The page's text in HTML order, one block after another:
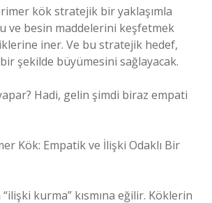
kök stratejik bir yaklaşımla
ve besin maddelerini keşfetmek
iner. Ve bu stratejik hedef,
şekilde büyümesini sağlayacak.
Hadi, gelin şimdi biraz empati
Kök: Empatik ve İlişki Odaklı Bir
kurma” kısmına eğilir. Köklerin